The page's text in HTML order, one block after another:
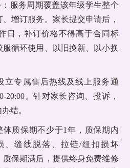
服务周期覆盖该年级学生整个
增订服务。家长提交申请后，
日，补订价格不得高于合同标
循环使用、以旧换新、以小换
立专属售后热线及线上服务通
20:00。针对家长咨询、投诉，
结。
体质保期不少于1年，质保期内
、缝线脱落、拉链/纽扣损坏
保期满后，提供终身免费维修